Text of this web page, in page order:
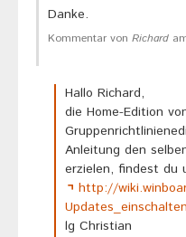
Danke.
Kommentar von Richard
Hallo Richard,
die Home-Edition
Anleitung den
erzielen, findest du
http://
Updates_einschalten
lg Christian